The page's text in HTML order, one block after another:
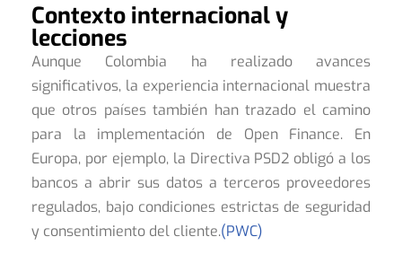
Contexto internacional y
lecciones
Aunque Colombia ha realizado avances
significativos, la experiencia internacional muestra
que otros países también han trazado el camino
para la implementación de Open Finance. En
Europa, por ejemplo, la Directiva PSD2 obligó a los
bancos a abrir sus datos a terceros proveedores
regulados, bajo condiciones estrictas de seguridad
y consentimiento del cliente.(PWC)